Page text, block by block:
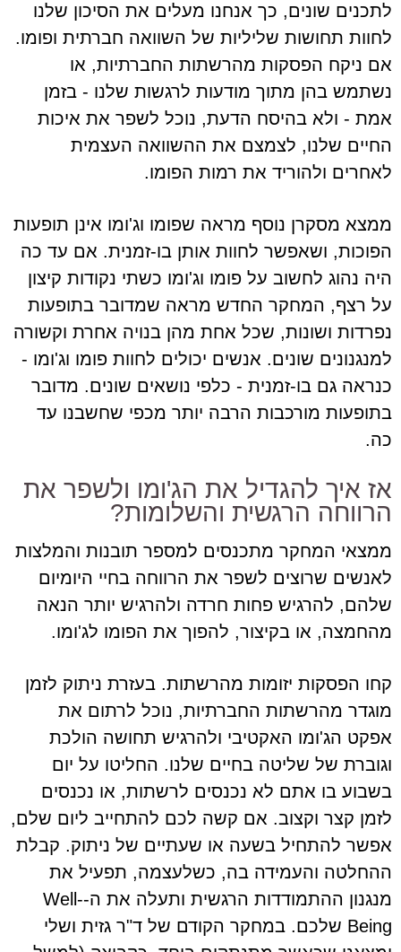
לתכנים שונים, כך אנחנו מעלים את הסיכון שלנו
לחוות תחושות שליליות של השוואה חברתית ופומו.
אם ניקח הפסקות מהרשתות החברתיות, או
נשתמש בהן מתוך מודעות לרגשות שלנו - בזמן
אמת - ולא בהיסח הדעת, נוכל לשפר את איכות
החיים שלנו, לצמצם את ההשוואה העצמית
לאחרים ולהוריד את רמות הפומו.
ממצא מסקרן נוסף מראה שפומו וג'ומו אינן תופעות
הפוכות, ושאפשר לחוות אותן בו-זמנית. אם עד כה
היה נהוג לחשוב על פומו וג'ומו כשתי נקודות קיצון
על רצף, המחקר החדש מראה שמדובר בתופעות
נפרדות ושונות, שכל אחת מהן בנויה אחרת וקשורה
למנגנונים שונים. אנשים יכולים לחוות פומו וג'ומו -
כנראה גם בו-זמנית - כלפי נושאים שונים. מדובר
בתופעות מורכבות הרבה יותר מכפי שחשבנו עד
כה.
אז איך להגדיל את הג'ומו ולשפר את
הרווחה הרגשית והשלומות?
ממצאי המחקר מתכנסים למספר תובנות והמלצות
לאנשים שרוצים לשפר את הרווחה בחיי היומיום
שלהם, להרגיש פחות חרדה ולהרגיש יותר הנאה
מהחמצה, או בקיצור, להפוך את הפומו לג'ומו.
קחו הפסקות יזומות מהרשתות. בעזרת ניתוק לזמן
מוגדר מהרשתות החברתיות, נוכל לרתום את
אפקט הג'ומו האקטיבי ולהרגיש תחושה הולכת
וגוברת של שליטה בחיים שלנו. החליטו על יום
בשבוע בו אתם לא נכנסים לרשתות, או נכנסים
לזמן קצר וקצוב. אם קשה לכם להתחייב ליום שלם,
אפשר להתחיל בשעה או שעתיים של ניתוק. קבלת
ההחלטה והעמידה בה, כשלעצמה, תפעיל את
מנגנון ההתמודדות הרגשית ותעלה את ה-Well-
Being שלכם. במחקר הקודם של ד"ר גזית ושלי